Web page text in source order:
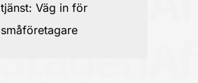
tjänst: Väg in för
småföretagare